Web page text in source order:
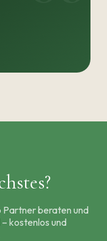
Partner beraten und
kostenlos und